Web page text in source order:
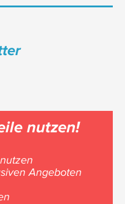
nutzen!
Angeboten